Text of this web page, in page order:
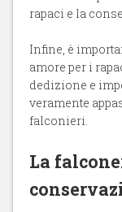
rapaci e la
Infine, è
amore per i
dedizione e
veramente
falconieri.
La